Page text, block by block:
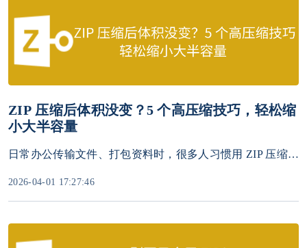
ZIP 压缩后体积没变？5 个高压缩技巧，轻松缩
小大半容量
日常办公传输文件、打包资料时，很多人习惯用 ZIP 压缩文件，却发现压缩完体积几乎没变、依然超大，无法发送微信、邮箱受限、上传卡顿。明明已经压缩，为什么文件还是很大？又该怎么彻底减小体积？
2026-04-01 17:27:46